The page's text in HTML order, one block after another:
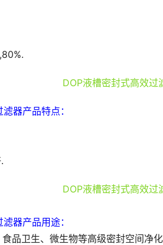
器产品特点：
器产品用途：
品卫生、微生物等高级密封空间净化